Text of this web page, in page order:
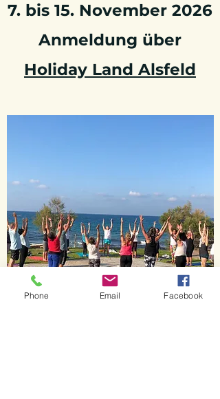
7. bis 15. November 2026
Anmeldung über
Holiday Land Alsfeld
Phone Email Facebook